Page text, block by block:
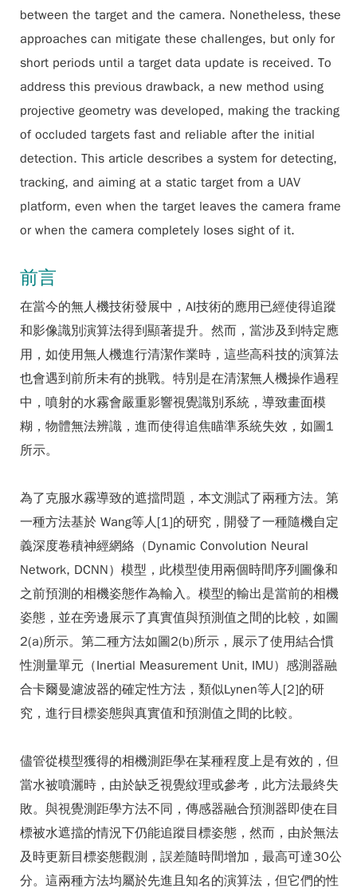
between the target and the camera. Nonetheless, these
approaches can mitigate these challenges, but only for
short periods until a target data update is received. To
address this previous drawback, a new method using
projective geometry was developed, making the tracking
of occluded targets fast and reliable after the initial
detection. This article describes a system for detecting,
tracking, and aiming at a static target from a UAV
platform, even when the target leaves the camera frame
or when the camera completely loses sight of it.
前言
在當今的無人機技術發展中，AI技術的應用已經使得追蹤
和影像識別演算法得到顯著提升。然而，當涉及到特定應
用，如使用無人機進行清潔作業時，這些高科技的演算法
也會遇到前所未有的挑戰。特別是在清潔無人機操作過程
中，噴射的水霧會嚴重影響視覺識別系統，導致畫面模
糊，物體無法辨識，進而使得追焦瞄準系統失效，如圖1
所示。
為了克服水霧導致的遮擋問題，本文測試了兩種方法。第
一種方法基於 Wang等人[1]的研究，開發了一種隨機自定
義深度卷積神經網絡（Dynamic Convolution Neural
Network, DCNN）模型，此模型使用兩個時間序列圖像和
之前預測的相機姿態作為輸入。模型的輸出是當前的相機
姿態，並在旁邊展示了真實值與預測值之間的比較，如圖
2(a)所示。第二種方法如圖2(b)所示，展示了使用結合慣
性測量單元（Inertial Measurement Unit, IMU）感測器融
合卡爾曼濾波器的確定性方法，類似Lynen等人[2]的研
究，進行目標姿態與真實值和預測值之間的比較。
儘管從模型獲得的相機測距學在某種程度上是有效的，但
當水被噴灑時，由於缺乏視覺紋理或參考，此方法最終失
敗。與視覺測距學方法不同，傳感器融合預測器即使在目
標被水遮擋的情況下仍能追蹤目標姿態，然而，由於無法
及時更新目標姿態觀測，誤差隨時間增加，最高可達30公
分。這兩種方法均屬於先進且知名的演算法，但它們的性